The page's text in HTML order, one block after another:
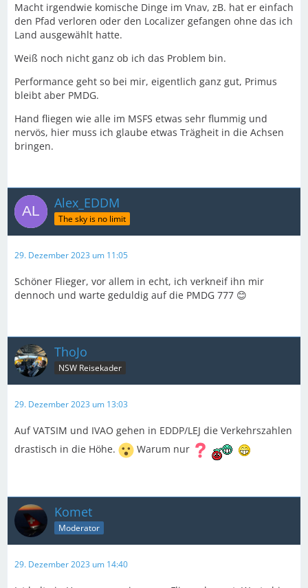
Macht irgendwie komische Dinge im Vnav, zB. hat er einfach
den Pfad verloren oder den Localizer gefangen ohne das ich
Land ausgewählt hatte.
Weiß noch nicht ganz ob ich das Problem bin.
Performance geht so bei mir, eigentlich ganz gut, Primus
bleibt aber PMDG.
Hand fliegen wie alle im MSFS etwas sehr flummig und
nervös, hier muss ich glaube etwas Trägheit in die Achsen
bringen.
Alex_EDDM
The sky is no limit
29. Dezember 2023 um 11:05
Schöner Flieger, vor allem in echt, ich verkneif ihn mir
dennoch und warte geduldig auf die PMDG 777 😊
ThoJo
NSW Reisekader
29. Dezember 2023 um 13:03
Auf VATSIM und IVAO gehen in EDDP/LEJ die Verkehrszahlen
drastisch in die Höhe.
Warum nur
Komet
Moderator
29. Dezember 2023 um 14:40